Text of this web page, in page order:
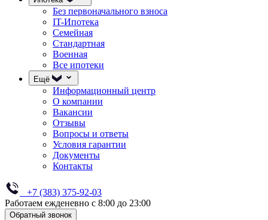
Без первоначального взноса
IT-Ипотека
Семейная
Стандартная
Военная
Все ипотеки
Ещё
Информационный центр
О компании
Вакансии
Отзывы
Вопросы и ответы
Условия гарантии
Документы
Контакты
+7 (383) 375-92-03
Работаем ежденевно с 8:00 до 23:00
Обратный звонок